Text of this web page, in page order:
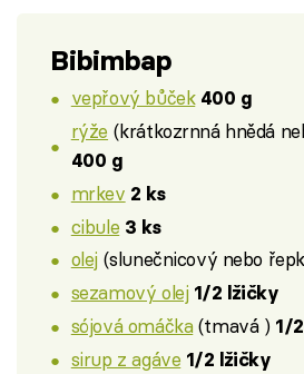
Bibimbap
vepřový bůček 400 g
rýže (krátkozrnná hnědá
400 g
mrkev 2 ks
cibule 3 ks
olej (slunečnicový nebo
sezamový olej 1/2 lžičky
sójová omáčka(tmavá ) 1/
sirup z agáve 1/2 lžičky